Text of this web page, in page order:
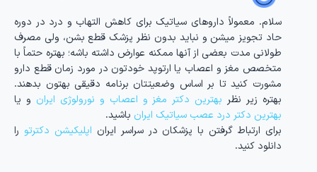
سلام. معمولاً داروهای سیاتیک برای کاهش التهاب و درد در دوره
حاد تجویز میشن و نباید بدون نظر پزشک قطع بشن، ولی مصرف
طولانی مدت بعضی از آنها ممکنه عوارض داشته باشه؛ بهتره حتماً با
متخصص مغز و اعصاب یا ارتوپد خودتون در مورد زمان قطع دارو
مشورت کنید تا بر اساس وضعیتتان برنامه دقیقی بهتون بدهند.
بهتره زیر نظر بهترین دکتر مغز و اعصاب و نورولوژی ایران و یا
بهترین دکتر درد عصب سیاتیک ایران باشید.
برای ارتباط گرفتن با پزشکان در سراسر ایران اپلیکیشن دکترتو را
دانلود کنید.